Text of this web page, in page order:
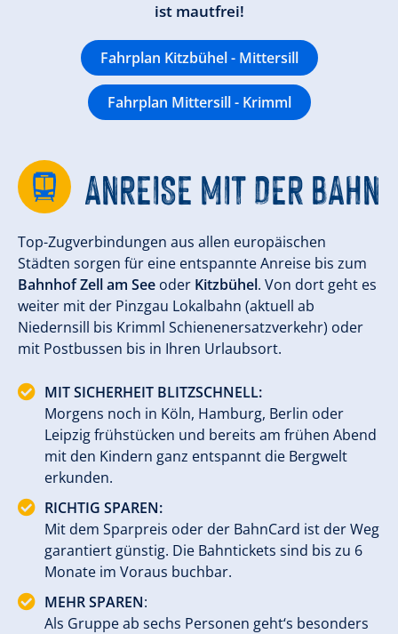
ist mautfrei!
Fahrplan Kitzbühel - Mittersill
Fahrplan Mittersill - Krimml
ANREISE MIT DER BAHN
Top-Zugverbindungen aus allen europäischen
Städten sorgen für eine entspannte Anreise bis zum
Bahnhof Zell am See oder Kitzbühel. Von dort geht es
weiter mit der Pinzgau Lokalbahn (aktuell ab
Niedernsill bis Krimml Schienenersatzverkehr) oder
mit Postbussen bis in Ihren Urlaubsort.
MIT SICHERHEIT BLITZSCHNELL:
Morgens noch in Köln, Hamburg, Berlin oder
Leipzig frühstücken und bereits am frühen Abend
mit den Kindern ganz entspannt die Bergwelt
erkunden.
RICHTIG SPAREN:
Mit dem Sparpreis oder der BahnCard ist der Weg
garantiert günstig. Die Bahntickets sind bis zu 6
Monate im Voraus buchbar.
MEHR SPAREN:
Als Gruppe ab sechs Personen geht‘s besonders